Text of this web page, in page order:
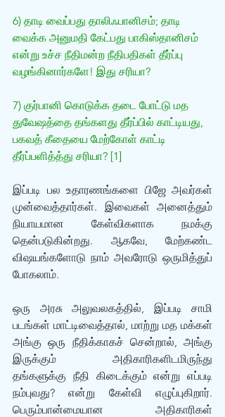
6) தாடி வைப்பது தாலிஃபானிசம்; தாடி
வைக்க அனுமதி கேட்பது பாகிஸ்தானிசம்
என்று உச்ச நீதிமன்ற நீதிபதிகள் தீர்ப்பு
வழங்கினார்களே! இது சரியா?
7) குர்பானி கொடுக்க தடை போட்டு மத
துவேஷத்தை தங்களது தீர்ப்பில் காட்டியது,
பகவத் கீதையை மேற்கோள் காட்டி
தீர்ப்பளித்த்து சரியா? [1]
இப்படி பல உதாரணங்களை பிஜே அவர்கள்
முன்வைத்தார்கள். இவைகள் அனைத்தும்
நியாயமான கேள்விகளாக நமக்கு
தென்படுகின்றது. ஆகவே, மேற்கண்ட
விஷயங்களோடு நாம் அவரோடு ஒருமித்துப்
போகலாம்.
ஒரு அரசு அலுவலகத்தில், இப்படி சாமி
படங்கள் மாட்டிவைத்தால், மாற்று மத மக்கள்
அங்கு ஒரு நீதிக்காகச் சென்றால், அங்கு
இருக்கும் அதிகாரிகளிடமிருந்து
தங்களுக்கு நீதி கிடைக்கும் என்று எப்படி
நம்புவது? என்று கேள்வி எழுப்புகிறார்.
பெரும்பான்மையான அதிகாரிகள்